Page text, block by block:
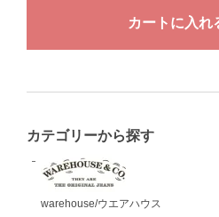
カテゴリーから探す
warehouse/ウエアハウス